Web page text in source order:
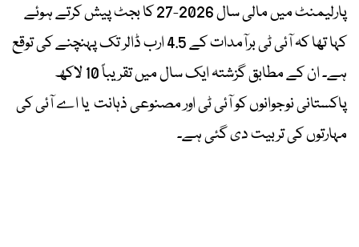
پارلیمنٹ میں مالی سال 2026-27 کا بجٹ پیش کرتے ہوئے
کہا تھا کہ آئی ٹی برآمدات کے 4.5 ارب ڈالر تک پہنچنے کی توقع
ہے۔ ان کے مطابق گزشتہ ایک سال میں تقریباً 10 لاکھ
پاکستانی نوجوانوں کو آئی ٹی اور مصنوعی ذہانت یا اے آئی کی
مہارتوں کی تربیت دی گئی ہے۔